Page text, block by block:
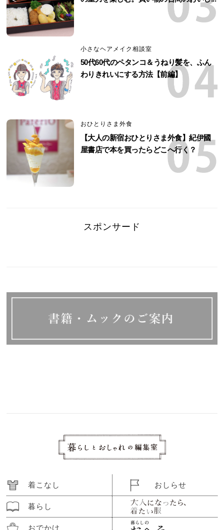
小さなヘアメイク相談室
50代60代のペタンコ＆うねり髪を、ふん
わりきれいにする方法【前編】
おひとりさま外食
【大人の新宿おひとりさま外食】紀伊國
屋書店で本を買ったらどこへ行く？
スポンサード
着こなし
暮らし
おでかけ
おしらせ